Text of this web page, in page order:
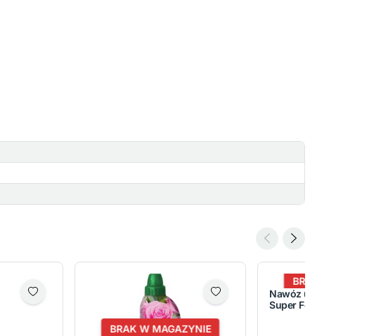
BRAK W MAGAZYNIE
BRAK W
Nawóz uniwersalny
Super Forte Agrecol 1,2L